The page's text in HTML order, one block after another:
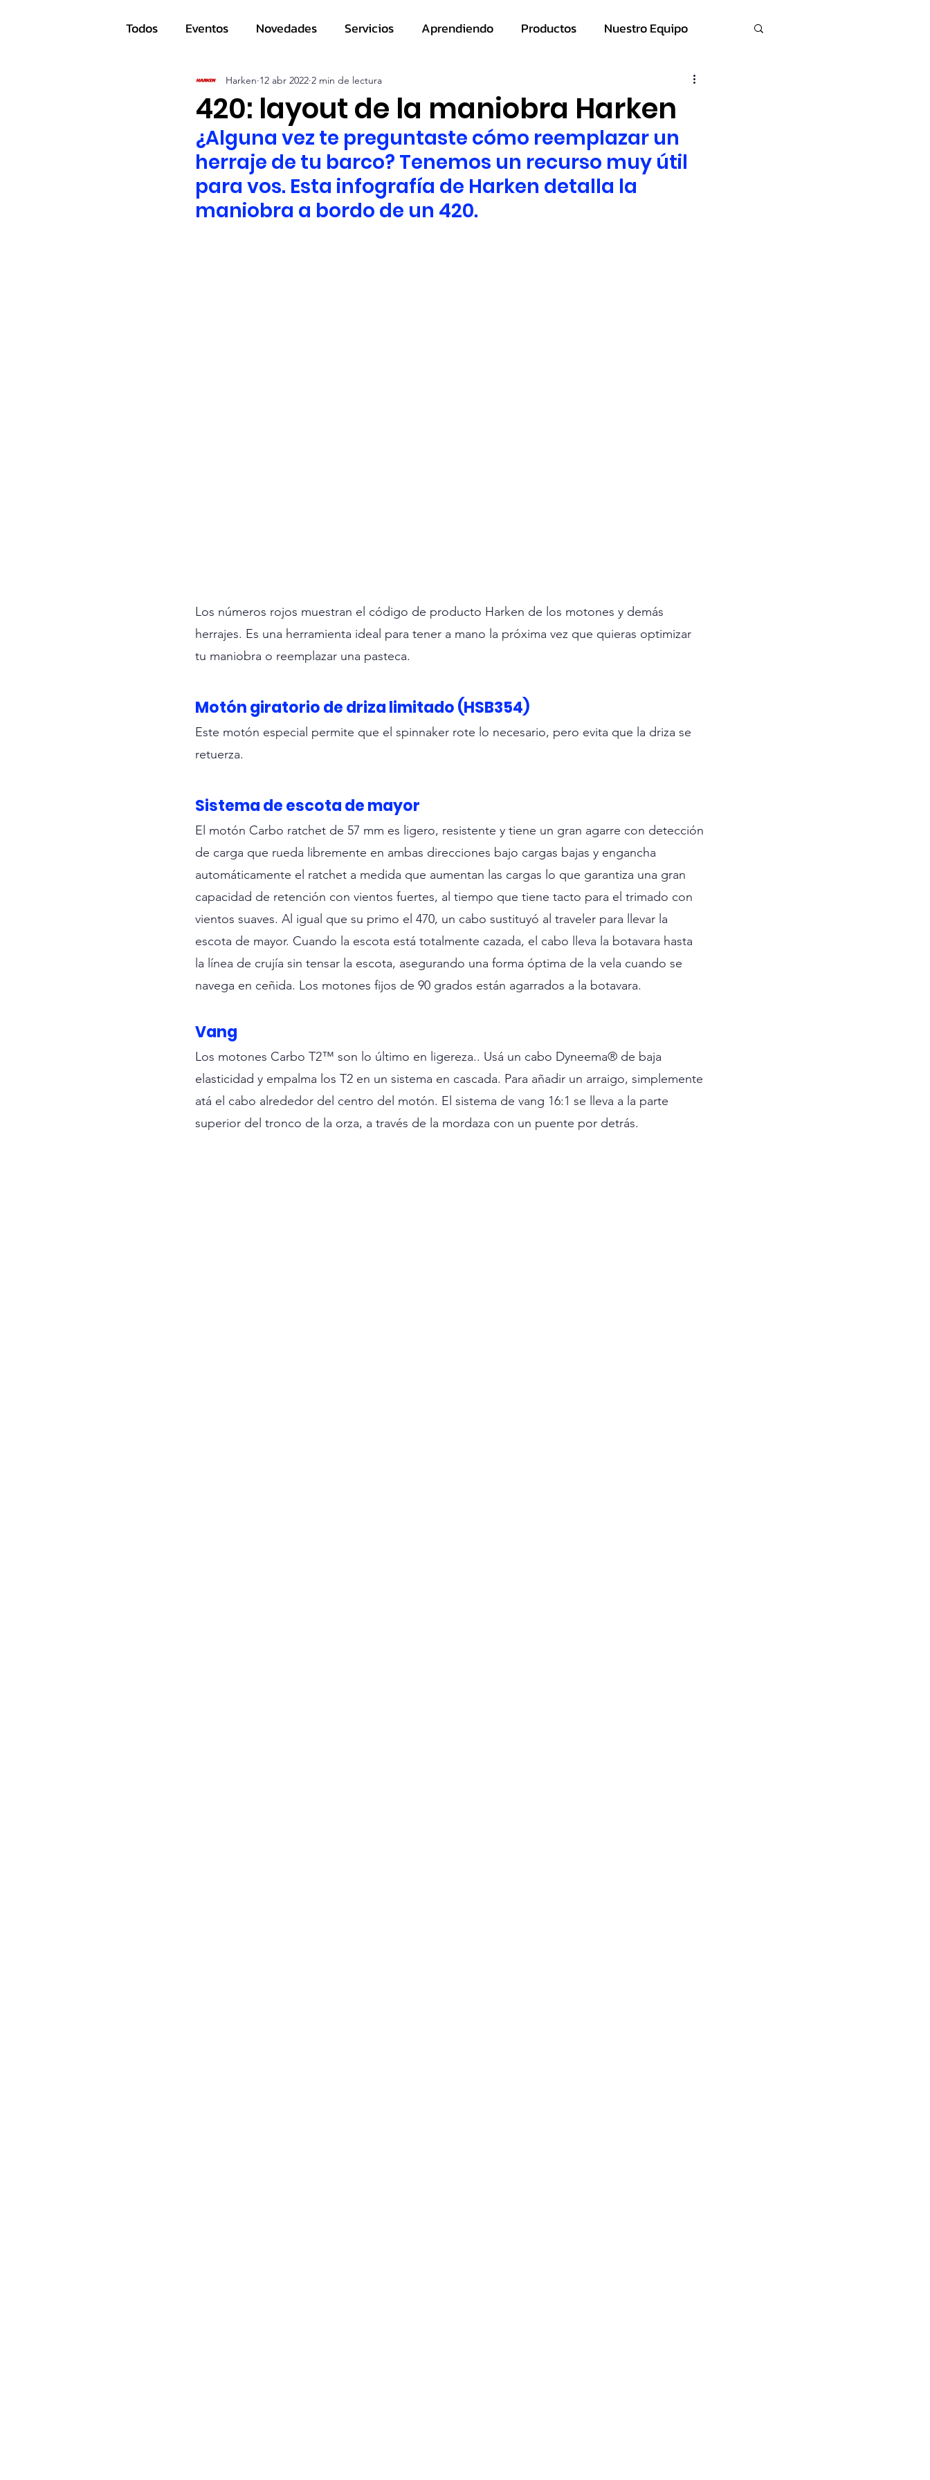
Todos Eventos Novedades Servicios Aprendiendo Productos Nuestro Equipo
Navegantes
420: layout de la maniobra Harken
Harken 12 abr 2022 2 min de lectura
¿Alguna vez te preguntaste cómo reemplazar un
herraje de tu barco? Tenemos un recurso muy útil
para vos. Esta infografía de Harken detalla la
maniobra a bordo de un 420.
Los números rojos muestran el código de producto Harken de los motones y demás
herrajes. Es una herramienta ideal para tener a mano la próxima vez que quieras optimizar
tu maniobra o reemplazar una pasteca.
Motón giratorio de driza limitado (HSB354)
Este motón especial permite que el spinnaker rote lo necesario, pero evita que la driza se
retuerza.
Sistema de escota de mayor
El motón Carbo ratchet de 57 mm es ligero, resistente y tiene un gran agarre con detección
de carga que rueda libremente en ambas direcciones bajo cargas bajas y engancha
automáticamente el ratchet a medida que aumentan las cargas lo que garantiza una gran
capacidad de retención con vientos fuertes, al tiempo que tiene tacto para el trimado con
vientos suaves. Al igual que su primo el 470, un cabo sustituyó al traveler para llevar la
escota de mayor. Cuando la escota está totalmente cazada, el cabo lleva la botavara hasta
la línea de crujía sin tensar la escota, asegurando una forma óptima de la vela cuando se
navega en ceñida. Los motones fijos de 90 grados están agarrados a la botavara.
Vang
Los motones Carbo T2™ son lo último en ligereza.. Usá un cabo Dyneema® de baja
elasticidad y empalma los T2 en un sistema en cascada. Para añadir un arraigo, simplemente
atá el cabo alrededor del centro del motón. El sistema de vang 16:1 se lleva a la parte
superior del tronco de la orza, a través de la mordaza con un puente por detrás.